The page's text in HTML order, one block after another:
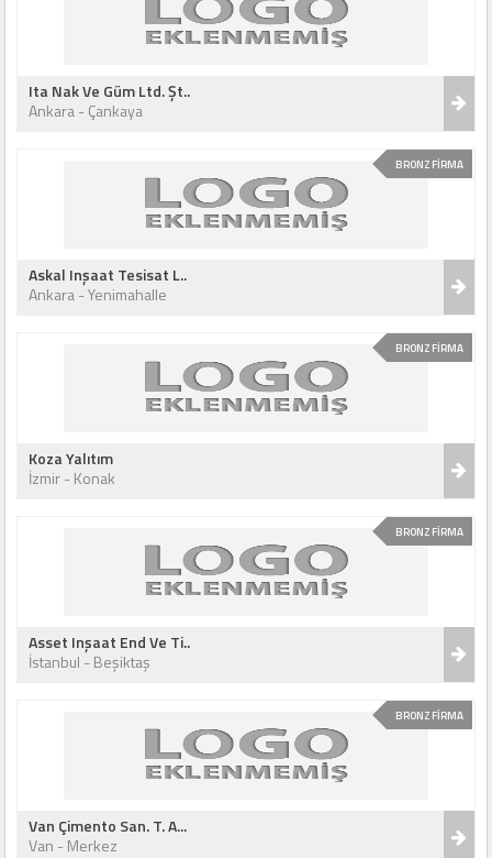
Ita Nak Ve Güm Ltd. Şt..
Ankara - Çankaya
BRONZ FİRMA
Askal Inşaat Tesisat L..
Ankara - Yenimahalle
BRONZ FİRMA
Koza Yalıtım
İzmir - Konak
BRONZ FİRMA
Asset Inşaat End Ve Ti..
İstanbul - Beşiktaş
BRONZ FİRMA
Van Çimento San. T. A...
Van - Merkez